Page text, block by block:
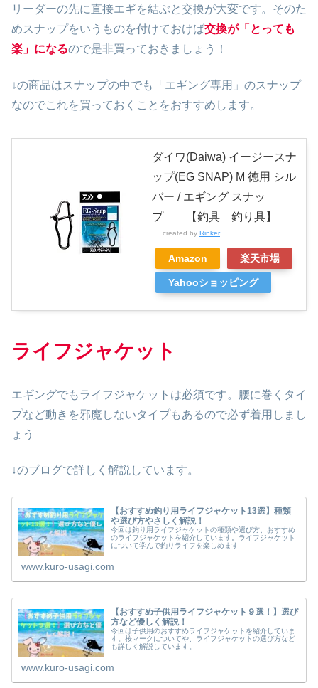
リーダーの先に直接エギを結ぶと交換が大変です。そのた
めスナップをいうものを付けておけば交換が「とっても
楽」になるので是非買っておきましょう！
↓の商品はスナップの中でも「エギング専用」のスナップ
なのでこれを買っておくことをおすすめします。
ダイワ(Daiwa) イージースナ
ップ(EG SNAP) M 徳用 シル
バー / エギング スナッ
プ 【釣具 釣り具】
created by Rinker
Amazon 楽天市場
Yahooショッピング
ライフジャケット
エギングでもライフジャケットは必須です。腰に巻くタイ
プなど動きを邪魔しないタイプもあるので必ず着用しまし
ょう
↓のブログで詳しく解説しています。
【おすすめ釣り用ライフジャケット13選】種類
や選び方やさしく解説！
今回は釣り用ライフジャケットの種類や選び方、おすすめ
のライフジャケットを紹介しています。ライフジャケット
について学んで釣りライフを楽しめます
www.kuro-usagi.com
【おすすめ子供用ライフジャケット９選！】選び
方など優しく解説！
今回は子供用のおすすめライフジャケットを紹介していま
す。桜マークについてや、ライフジャケットの選び方など
も詳しく解説しています。
www.kuro-usagi.com